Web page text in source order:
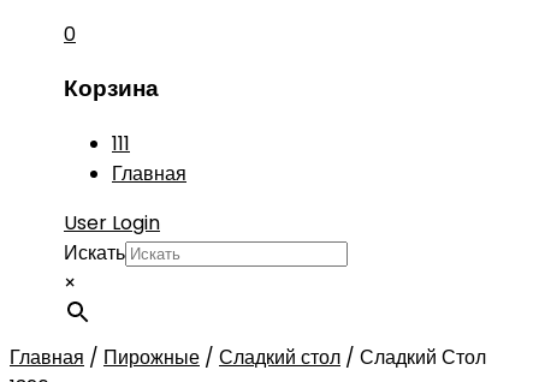
0
Корзина
111
Главная
User Login
Искать
×
Главная / Пирожные / Сладкий стол / Сладкий Стол